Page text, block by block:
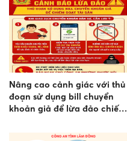
Nâng cao cảnh giác với thủ
đoạn sử dụng bill chuyển
khoản giả để lừa đảo chiếm